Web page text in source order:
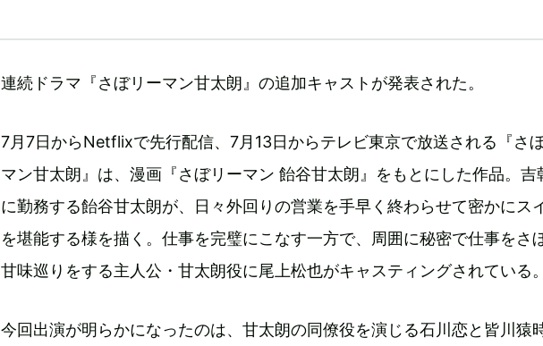
連続ドラマ『さぼリーマン甘太朗』の追加キャストが発表された。
7月7日からNetflixで先行配信、7月13日からテレビ東京で放送される『さ
マン甘太朗』は、漫画『さぼリーマン 飴谷甘太朗』をもとにした作品。吉
に勤務する飴谷甘太朗が、日々外回りの営業を手早く終わらせて密かにス
を堪能する様を描く。仕事を完璧にこなす一方で、周囲に秘密で仕事をさ
甘味巡りをする主人公・甘太朗役に尾上松也がキャスティングされている
今回出演が明らかになったのは、甘太朗の同僚役を演じる石川恋と皆川猿